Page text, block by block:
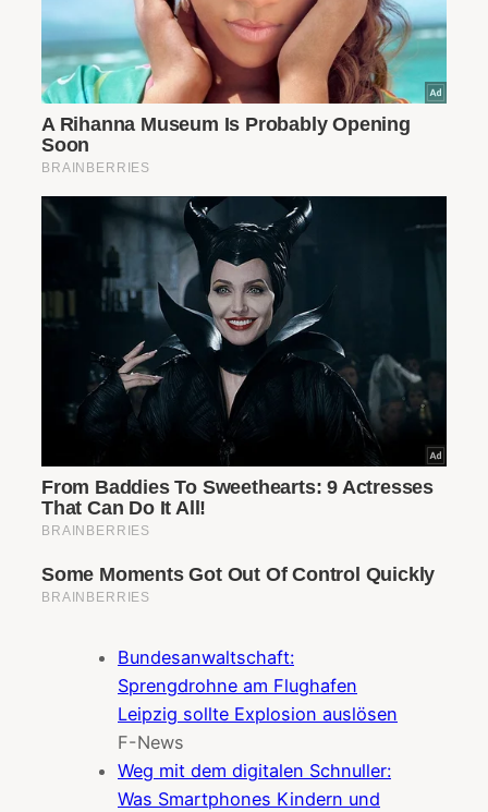
Bundesanwaltschaft:
Sprengdrohne am Flughafen
Leipzig sollte Explosion auslösen
F-News
Weg mit dem digitalen Schnuller:
Was Smartphones Kindern und